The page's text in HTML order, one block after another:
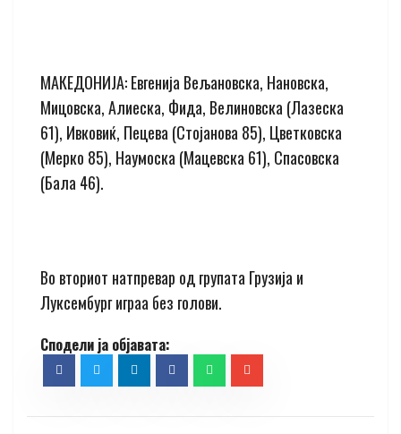
МАКЕДОНИЈА: Евгенија Вељановска, Нановска,
Мицовска, Алиеска, Фида, Велиновска (Лазеска
61), Ивковиќ, Пецева (Стојанова 85), Цветковска
(Мерко 85), Наумоска (Мацевска 61), Спасовска
(Бала 46).
Во вториот натпревар од групата Грузија и
Луксембург играа без голови.